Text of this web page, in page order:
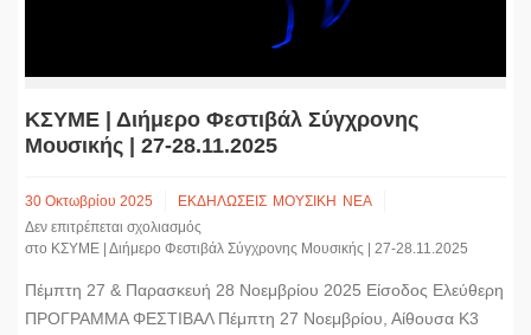
ΚΣΥΜΕ | Διήμερο Φεστιβάλ Σύγχρονης
Μουσικής | 27-28.11.2025
30 Οκτωβρίου 2025 ΕΚΔΗΛΩΣΕΙΣ ΜΟΥΣΙΚΗ ΝΕΑ
Δεν επιτρέπεται σχολιασμός
στο ΚΣΥΜΕ | Διήμερο Φεστιβάλ Σύγχρονης Μουσικής | 27-28.11.2025
Πέμπτη 27 & Παρασκευή 28 Νοεμβρίου 2025 Είσοδος Ελεύθερη
ΠΡΟΓΡΑΜΜΑ ΦΕΣΤΙΒΑΛ Πέμπτη 27 Νοεμβρίου, Αίθουσα Κ3